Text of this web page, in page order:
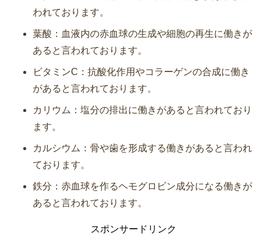
われております。
葉酸：血液内の赤血球の生成や細胞の再生に働きが
あると言われております。
ビタミンC：抗酸化作用やコラーゲンの合成に働き
があると言われております。
カリウム：塩分の排出に働きがあると言われており
ます。
カルシウム：骨や歯を形成する働きがあると言われ
ております。
鉄分：赤血球を作るヘモグロビン成分になる働きが
あると言われております。
スポンサードリンク